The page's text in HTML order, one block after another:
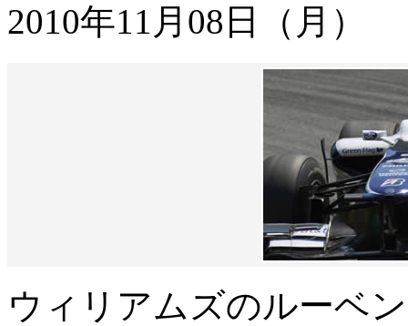
2010年11月08日（月）
ウィリアムズのルーベ